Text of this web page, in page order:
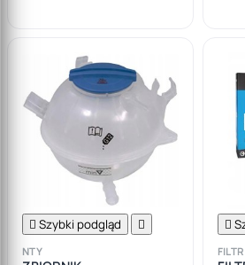
 Szybki podgląd 
NTY
